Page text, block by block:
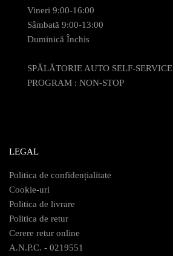
Vineri 9:00-16:00
Sâmbată 9:00-13:00
Duminică Închis
SPĂLĂTORIE AUTO SELF-SERVICE
PROGRAM : NON-STOP
LEGAL
Politica de confidențialitate
Cookie-uri
Politica de livrare
Politica de retur
Cerere retur online
A.N.P.C. - 0219551